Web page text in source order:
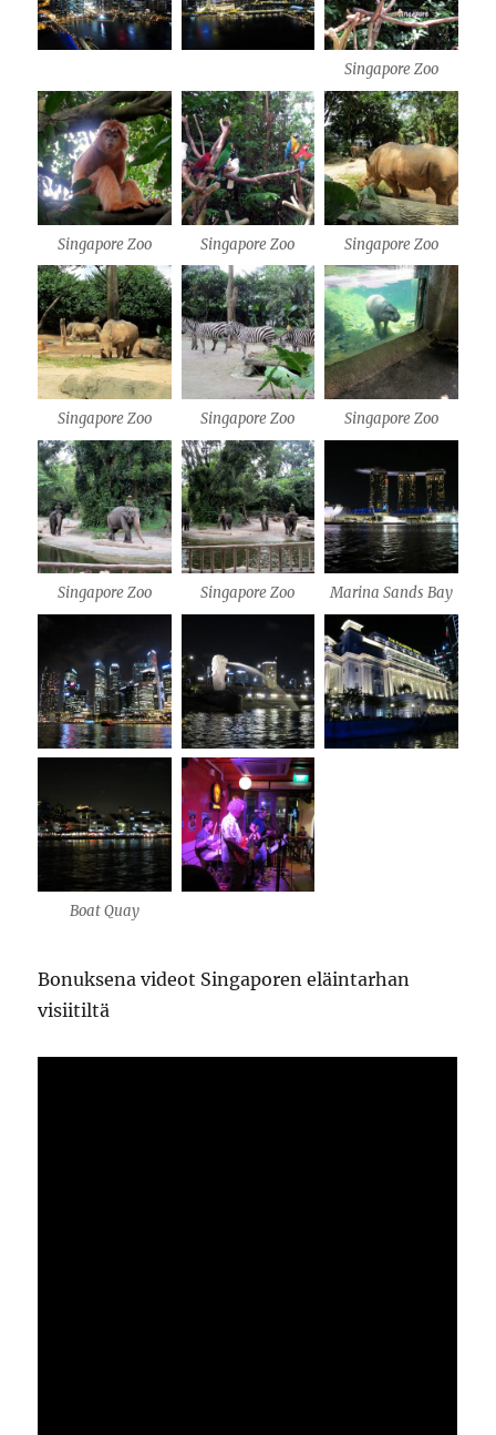
Singapore Zoo
Singapore Zoo Singapore Zoo Singapore Zoo
Singapore Zoo Singapore Zoo Singapore Zoo
Singapore Zoo Singapore Zoo Marina Sands Bay
Boat Quay
Bonuksena videot Singaporen eläintarhan
visiitiltä